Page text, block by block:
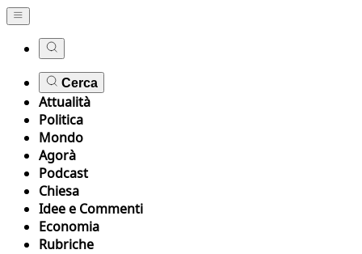
Cerca
Attualità
Politica
Mondo
Agorà
Podcast
Chiesa
Idee e Commenti
Economia
Rubriche